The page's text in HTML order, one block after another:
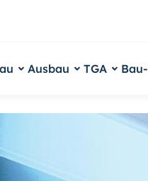
Ausbau TGA